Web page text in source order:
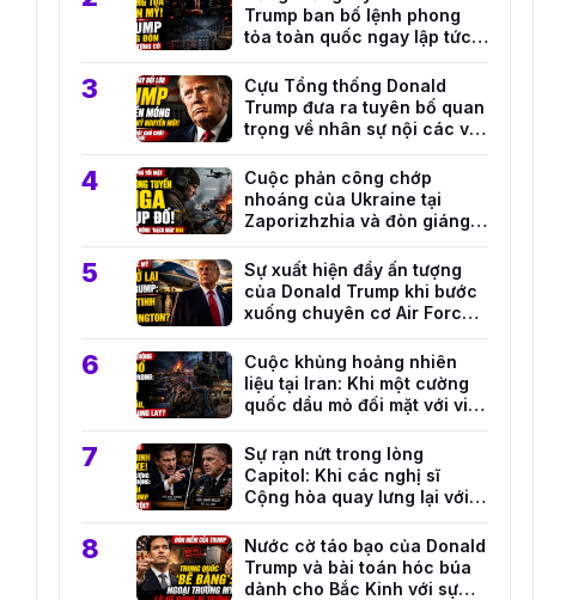
Trump ban bố lệnh phong
tỏa toàn quốc ngay lập tức
trước mối đe dọa an ninh
nghiêm trọng
Cựu Tổng thống Donald
Trump đưa ra tuyên bố quan
trọng về nhân sự nội các và
định hướng đối ngoại mới
Cuộc phản công chớp
nhoáng của Ukraine tại
Zaporizhzhia và đòn giáng
mạnh vào hệ thống hậu cần
Nga
Sự xuất hiện đầy ấn tượng
của Donald Trump khi bước
xuống chuyên cơ Air Force
One tại căn cứ Andrews
Cuộc khủng hoảng nhiên
liệu tại Iran: Khi một cường
quốc dầu mỏ đối mặt với viễn
cảnh sụp đổ toàn diện
Sự rạn nứt trong lòng
Capitol: Khi các nghị sĩ
Cộng hòa quay lưng lại với
những quan chức quân sự
hàng đầu của Trump
Nước cờ táo bạo của Donald
Trump và bài toán hóc búa
dành cho Bắc Kinh với sự